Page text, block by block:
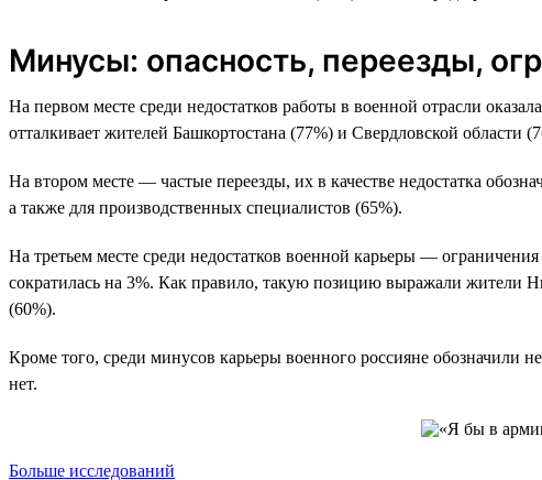
Минусы: опасность, переезды,
На первом месте среди недостатков работы в военной отрасли
отталкивает жителей Башкортостана (77%) и Свердловской области
На втором месте — частые переезды, их в качестве недостатка
а также для производственных специалистов (65%).
На третьем месте среди недостатков военной карьеры —
сократилась на 3%. Как правило, такую позицию выражали жители
(60%).
Кроме того, среди минусов карьеры военного россияне обозначили
нет.
Больше исследований